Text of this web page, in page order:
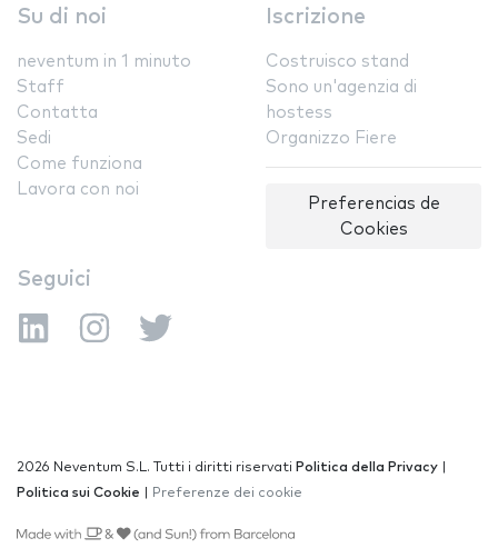
Su di noi
neventum in 1 minuto
Staff
Contatta
Sedi
Come funziona
Lavora con noi
Iscrizione
Costruisco stand
Sono un'agenzia di
hostess
Organizzo Fiere
Preferencias de
Cookies
Seguici
2026 Neventum S.L. Tutti i diritti riservati Politica della Privacy
Politica sui Cookie
Preferenze dei cookie